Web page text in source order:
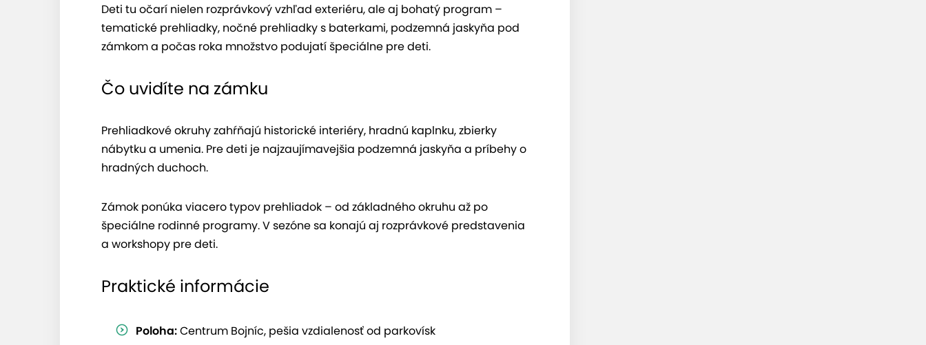
Deti tu očarí nielen rozprávkový vzhľad exteriéru, ale aj bohatý program –
tematické prehliadky, nočné prehliadky s baterkami, podzemná jaskyňa pod
zámkom a počas roka množstvo podujatí špeciálne pre deti.
Čo uvidíte na zámku
Prehliadkové okruhy zahŕňajú historické interiéry, hradnú kaplnku, zbierky
nábytku a umenia. Pre deti je najzaujímavejšia podzemná jaskyňa a príbehy o
hradných duchoch.
Zámok ponúka viacero typov prehliadok – od základného okruhu až po
špeciálne rodinné programy. V sezóne sa konajú aj rozprávkové predstavenia
a workshopy pre deti.
Praktické informácie
Poloha:Centrum Bojníc, pešia vzdialenosť od parkovísk